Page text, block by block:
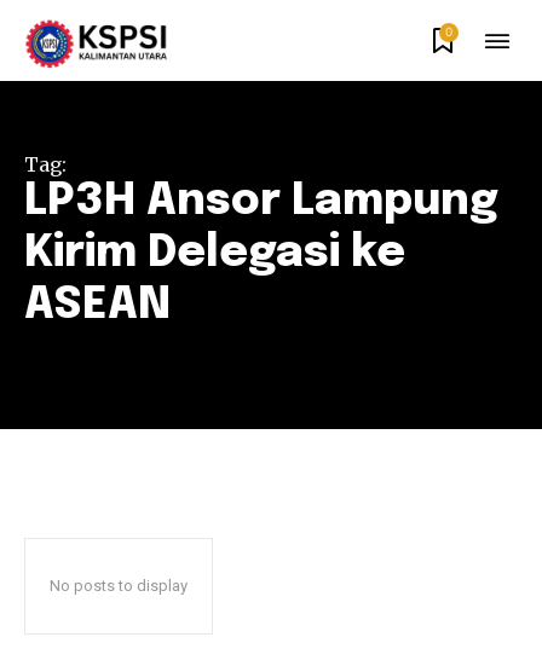
0
Tag:
LP3H Ansor Lampung
Kirim Delegasi ke
ASEAN
No posts to display